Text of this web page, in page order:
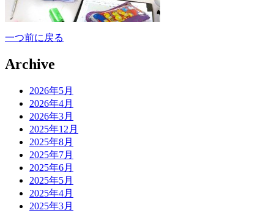
一つ前に戻る
Archive
2026年5月
2026年4月
2026年3月
2025年12月
2025年8月
2025年7月
2025年6月
2025年5月
2025年4月
2025年3月